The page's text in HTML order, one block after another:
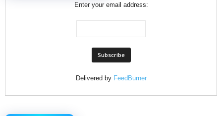
Enter your email address:
Delivered by FeedBurner